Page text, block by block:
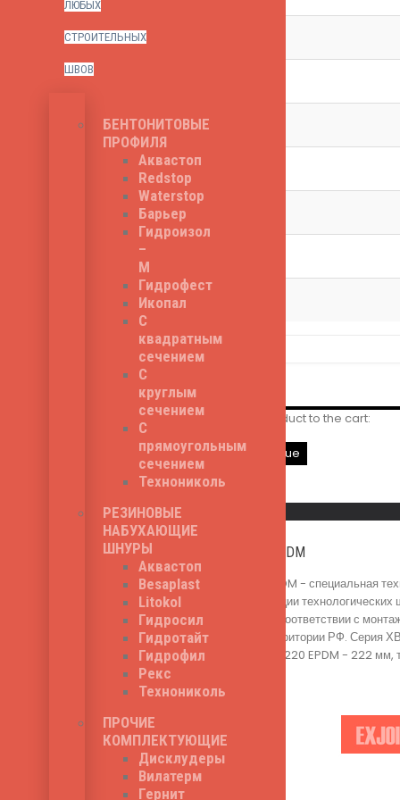
ЛЮБЫХ
СТРОИТЕЛЬНЫХ
ШВОВ
БЕНТОНИТОВЫЕ
ПРОФИЛЯ
Аквастоп
Redstop
Waterstop
Барьер
Гидроизол
–
М
Гидрофест
Икопал
С
квадратным
сечением
С
круглым
сечением
С
прямоугольным
сечением
Технониколь
РЕЗИНОВЫЕ
НАБУХАЮЩИЕ
ШНУРЫ
Аквастоп
Besaplast
Litokol
Гидросил
Гидротайт
Гидрофил
Рекс
Технониколь
ПРОЧИЕ
КОМПЛЕКТУЮЩИЕ
Дисклудеры
Вилатерм
Гернит
Температура хрупкости
Тип
Стойкость к температурам
Сопротивление раздиру, кН
Применение
Производитель
Related Products
You've just added this product to the cart:
Go to cart page Continue
Read More
Быстрый просмотр
Аквастоп ХВ-220 EPDM
Аквастоп ХВ-220 EPDM - специальная
функцию гидроизоляции
происходит строго в соответствии с
строительства на территории РФ. Серия
шпонки Аквастоп ХВ-220 EPDM - 222 мм,
1,412